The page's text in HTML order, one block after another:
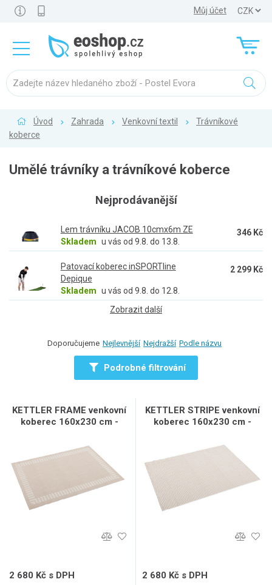
Můj účet
Úvod Zahrada Venkovní textil
Trávníkové
koberce
Umělé trávníky a trávníkové koberce
Nejprodávanější
Lem trávníku JACOB 10cmx6m ZE
Skladem u vás od 9.8. do 13.8.
346 Kč
Patovací koberec inSPORTline
Depique
Skladem u vás od 9.8. do 12.8.
2 299 Kč
Zobrazit další
Doporučujeme Nejlevnější Nejdražší Podle názvu
Podrobné filtrování
KETTLER FRAME venkovní
koberec 160x230 cm -
2 680 Kč s DPH
KETTLER STRIPE venkovní
koberec 160x230 cm -
2 680 Kč s DPH